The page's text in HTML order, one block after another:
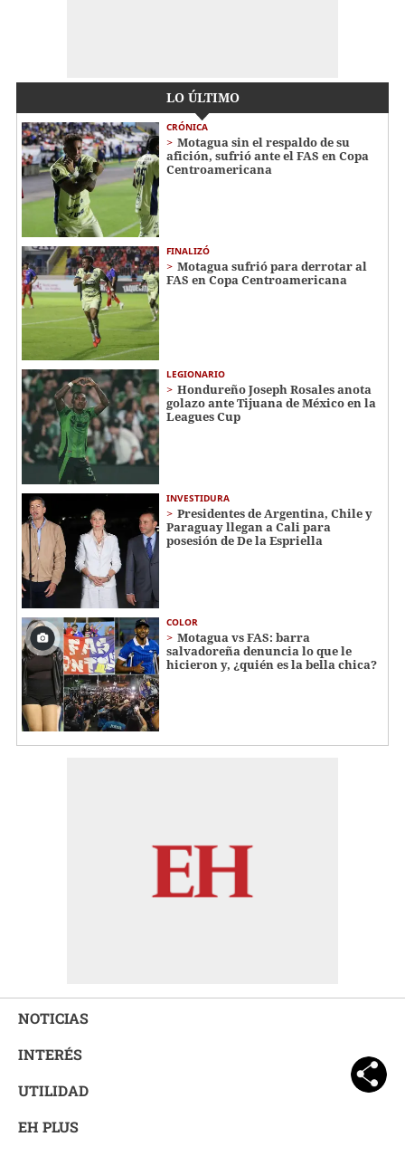
LO ÚLTIMO
CRÓNICA
Motagua sin el respaldo de su
afición, sufrió ante el FAS en Copa
Centroamericana
FINALIZÓ
Motagua sufrió para derrotar al
FAS en Copa Centroamericana
LEGIONARIO
Hondureño Joseph Rosales anota
golazo ante Tijuana de México en la
Leagues Cup
INVESTIDURA
Presidentes de Argentina, Chile y
Paraguay llegan a Cali para
posesión de De la Espriella
COLOR
Motagua vs FAS: barra
salvadoreña denuncia lo que le
hicieron y, ¿quién es la bella chica?
NOTICIAS
INTERÉS
UTILIDAD
EH PLUS